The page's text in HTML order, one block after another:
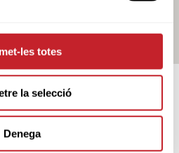
les totes
la selecció
Denega
CAMPOS